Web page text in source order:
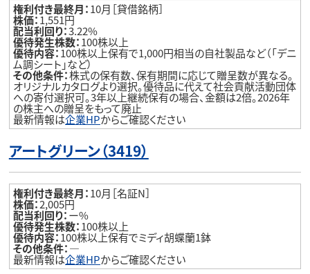
権利付き最終月：10月［貸借銘柄］
株価：1,551円
配当利回り：3.22%
優待発生株数：100株以上
優待内容：100株以上保有で1,000円相当の自社製品など（「デニ
ム調シート」など）
その他条件：株式の保有数、保有期間に応じて贈呈数が異なる。
オリジナルカタログより選択。優待品に代えて社会貢献活動団体
への寄付選択可。3年以上継続保有の場合、金額は2倍。2026年
の株主への贈呈をもって廃止
最新情報は企業HPからご確認ください
アートグリーン（3419）
権利付き最終月：10月［名証N］
株価：2,005円
配当利回り：ー%
優待発生株数：100株以上
優待内容：100株以上保有でミディ胡蝶蘭1鉢
その他条件：―
最新情報は企業HPからご確認ください